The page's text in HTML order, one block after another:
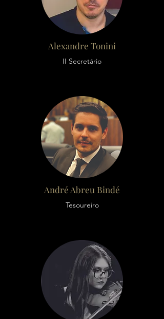
Alexandre Tonini
II Secretário
André Abreu Bindé
Tesoureiro